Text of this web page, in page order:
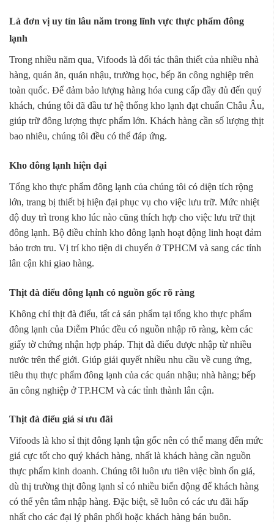
Là đơn vị uy tín lâu năm trong lĩnh vực thực phẩm đông
lạnh
Trong nhiều năm qua, Vifoods là đối tác thân thiết của nhiều nhà
hàng, quán ăn, quán nhậu, trường học, bếp ăn công nghiệp trên
toàn quốc. Để đảm bảo lượng hàng hóa cung cấp đầy đủ đến quý
khách, chúng tôi đã đầu tư hệ thống kho lạnh đạt chuẩn Châu Âu,
giúp trữ đông lượng thực phẩm lớn. Khách hàng cần số lượng thịt
bao nhiêu, chúng tôi đều có thể đáp ứng.
Kho đông lạnh hiện đại
Tổng kho thực phẩm đông lạnh của chúng tôi có diện tích rộng
lớn, trang bị thiết bị hiện đại phục vụ cho việc lưu trữ. Mức nhiệt
độ duy trì trong kho lúc nào cũng thích hợp cho việc lưu trữ thịt
đông lạnh. Bộ điều chỉnh kho đông lạnh hoạt động linh hoạt đảm
bảo trơn tru. Vị trí kho tiện di chuyển ở TPHCM và sang các tỉnh
lân cận khi giao hàng.
Thịt đà điểu đông lạnh có nguồn gốc rõ ràng
Không chỉ thịt đà điểu, tất cả sản phẩm tại tổng kho thực phẩm
đông lạnh của Diễm Phúc đều có nguồn nhập rõ ràng, kèm các
giấy tờ chứng nhận hợp pháp. Thịt đà điểu được nhập từ nhiều
nước trên thế giới. Giúp giải quyết nhiều nhu cầu về cung ứng,
tiêu thụ thực phẩm đông lạnh của các quán nhậu; nhà hàng; bếp
ăn công nghiệp ở TP.HCM và các tỉnh thành lân cận.
Thịt đà điểu giá sỉ ưu đãi
Vifoods là kho sỉ thịt đông lạnh tận gốc nên có thể mang đến mức
giá cực tốt cho quý khách hàng, nhất là khách hàng cần nguồn
thực phẩm kinh doanh. Chúng tôi luôn ưu tiên việc bình ổn giá,
dù thị trường thịt đông lạnh sỉ có nhiều biến động để khách hàng
có thể yên tâm nhập hàng. Đặc biệt, sẽ luôn có các ưu đãi hấp
nhất cho các đại lý phân phối hoặc khách hàng bán buôn.